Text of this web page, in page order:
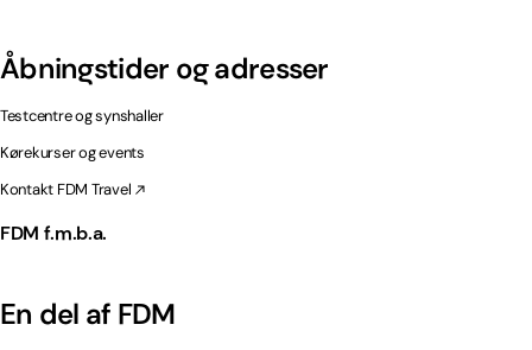
Åbningstider og adresser
Testcentre og synshaller
Kørekurser og events
Kontakt FDM Travel
FDM f.m.b.a.
En del af FDM